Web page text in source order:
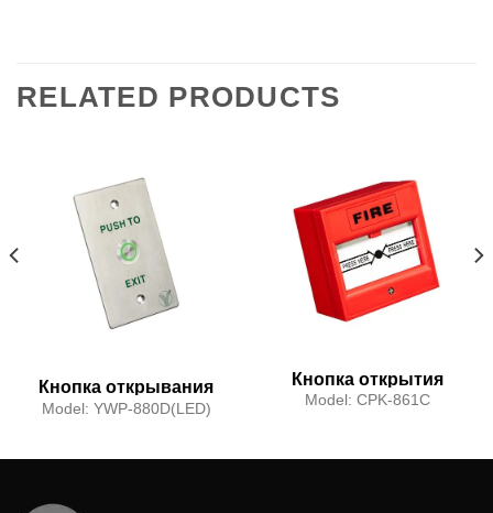
RELATED PRODUCTS
Кнопка открывания
двери
Model: YWP-880D(LED)
Кнопка открытия
двери (функция
Model: CPK-861C